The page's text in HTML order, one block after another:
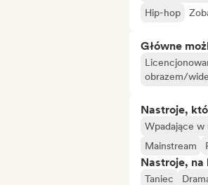
Hip-hop
Główne
obrazem/
Nastroje,
Wpadające w
Mainstream
Nastroje,
Taniec